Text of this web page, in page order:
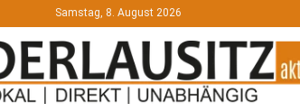
Samstag, 8. August 2026